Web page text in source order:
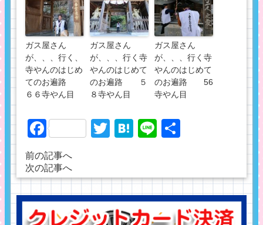
ガス屋さん
が、、、行く、
寺やんのはじめ
てのお遍路
６６寺やん目
ガス屋さん
が、、、行く寺
やんのはじめて
のお遍路 ５
８寺やん目
ガス屋さん
が、、、行く寺
やんのはじめて
のお遍路 56
寺やん目
FacebookTwitter
Hatena
Line
前の記事へ
次の記事へ